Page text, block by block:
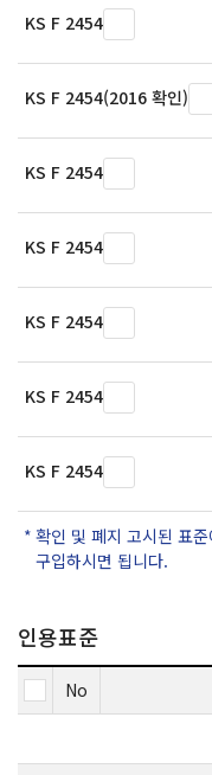
KS F 2454
KS F 2454(2016 확인)
KS F 2454
KS F 2454
KS F 2454
KS F 2454
KS F 2454
확인 및 폐지 고시된 표
구입하시면 됩니다.
인용표준
No